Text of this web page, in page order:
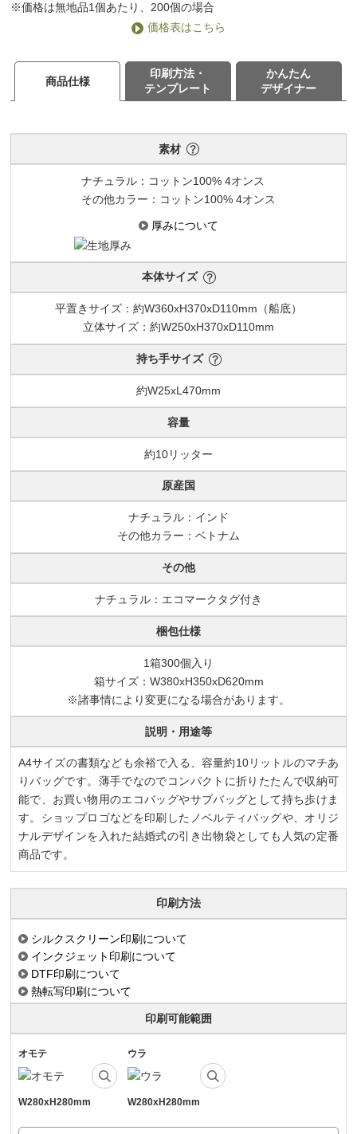
※価格は無地品1個あたり、200個の場合
価格表はこちら
商品仕様
印刷方法・
テンプレート
かんたん
デザイナー
素材
ナチュラル：コットン100% 4オンス
その他カラー：コットン100% 4オンス
厚みについて
本体サイズ
平置きサイズ：約W360xH370xD110mm（船底）
立体サイズ：約W250xH370xD110mm
持ち手サイズ
約W25xL470mm
容量
約10リッター
原産国
ナチュラル：インド
その他カラー：ベトナム
その他
ナチュラル：エコマークタグ付き
梱包仕様
1箱300個入り
箱サイズ：W380xH350xD620mm
※諸事情により変更になる場合があります。
説明・用途等
A4サイズの書類なども余裕で入る、容量約10リットルのマチあ
りバッグです。薄手でなのでコンパクトに折りたたんで収納可
能で、お買い物用のエコバッグやサブバッグとして持ち歩けま
す。ショップロゴなどを印刷したノベルティバッグや、オリジ
ナルデザインを入れた結婚式の引き出物袋としても人気の定番
商品です。
印刷方法
シルクスクリーン印刷について
インクジェット印刷について
DTF印刷について
熱転写印刷について
印刷可能範囲
オモテ
W280xH280mm
ウラ
W280xH280mm